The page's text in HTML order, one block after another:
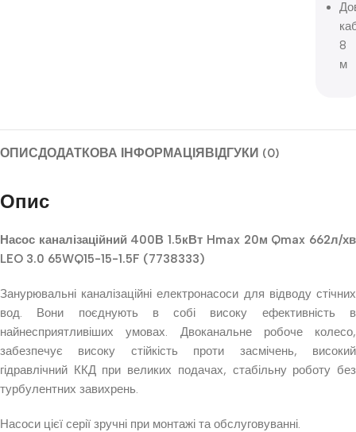
8
м
ОПИСДОДАТКОВА ІНФОРМАЦІЯВІДГУКИ (0)
Опис
Насос каналізаційний 400В 1.5кВт Hmax 20м Qmax 662л/хв
LEO 3.0 65WQ15-15-1.5F (7738333)
Занурювальні каналізаційні електронасоси для відводу стічних
вод. Вони поєднують в собі високу ефективність в
найнесприятливіших умовах. Двоканальне робоче колесо,
забезпечує високу стійкість проти засмічень, високий
гідравлічний ККД при великих подачах, стабільну роботу без
турбулентних завихрень.
Насоси цієї серії зручні при монтажі та обслуговуванні.